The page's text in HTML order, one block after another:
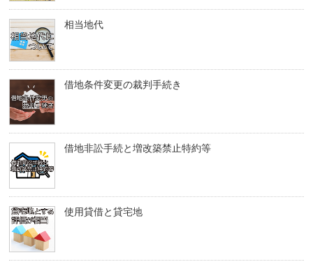
相当地代
借地条件変更の裁判手続き
借地非訟手続と増改築禁止特約等
使用貸借と貸宅地